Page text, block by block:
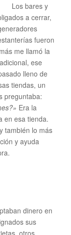
Los bares y
a cerrar,
fueron
me llamó la
ese
lleno de
tiendas, un
preguntaba:
Era la
en esa tienda.
también lo más
y ayuda
dinero en
sus